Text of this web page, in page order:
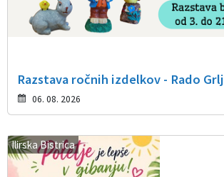
Razstava ročnih izdelkov - Rado Grlj
06. 08. 2026
Ilirska Bistrica